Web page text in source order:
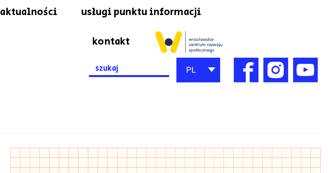
aktualności usługi punktu informacji
kontakt
Search
for:
PL